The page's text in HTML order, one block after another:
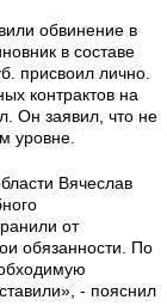
обвинение в
в составе
присвоил лично.
контрактов на
Он заявил, что не
уровне.
Вячеслав
от
обязанности. По
- пояснил